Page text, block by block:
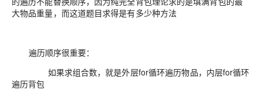
大物品重量，而这道题目求得是有多少种方法
遍历顺序很重要：
如果求组合数，就是外层for循环遍历物品，内层for循环
遍历背包